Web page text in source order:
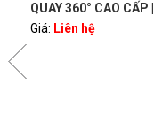
QUAY 360° CAO CẤP |
BẢN LỀ PIVOT – SANG
Giá: Liên hệ